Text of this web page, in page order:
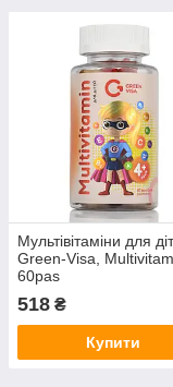
Мультівітаміни для
Green-Visa,
60pas
518 ₴
Купити